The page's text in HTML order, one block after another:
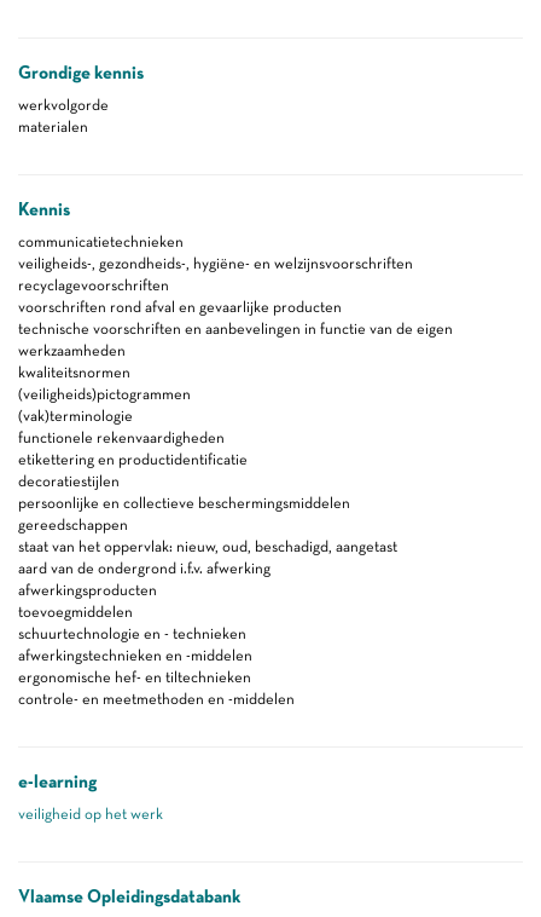
Grondige kennis
werkvolgorde
materialen
Kennis
communicatietechnieken
veiligheids-, gezondheids-, hygiëne- en welzijnsvoorschriften
recyclagevoorschriften
voorschriften rond afval en gevaarlijke producten
technische voorschriften en aanbevelingen in functie van de eigen
werkzaamheden
kwaliteitsnormen
(veiligheids)pictogrammen
(vak)terminologie
functionele rekenvaardigheden
etikettering en productidentificatie
decoratiestijlen
persoonlijke en collectieve beschermingsmiddelen
gereedschappen
staat van het oppervlak: nieuw, oud, beschadigd, aangetast
aard van de ondergrond i.f.v. afwerking
afwerkingsproducten
toevoegmiddelen
schuurtechnologie en - technieken
afwerkingstechnieken en -middelen
ergonomische hef- en tiltechnieken
controle- en meetmethoden en -middelen
e-learning
veiligheid op het werk
Vlaamse Opleidingsdatabank